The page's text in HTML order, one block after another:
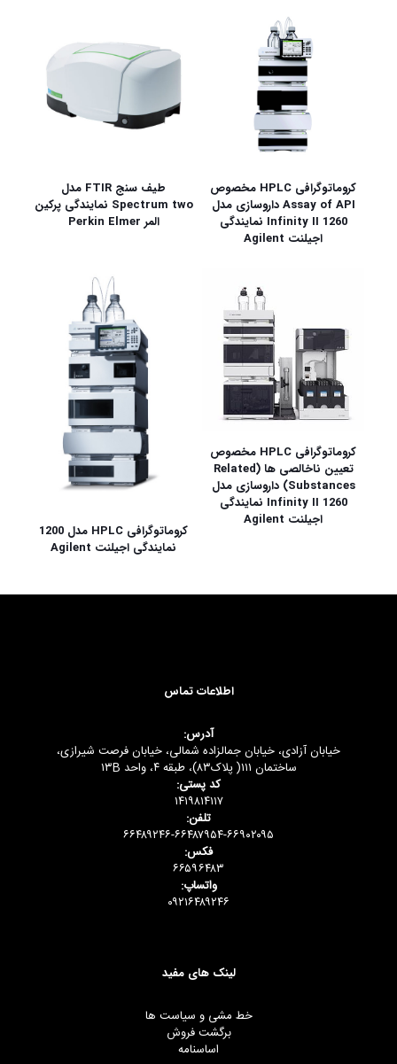
کروماتوگرافی HPLC مخصوص
Assay of API داروسازی مدل
1260 Infinity II نمایندگی
اجیلنت Agilent
طیف سنج FTIR مدل
Spectrum two نمایندگی پرکین
المر Perkin Elmer
کروماتوگرافی HPLC مخصوص
تعیین ناخالصی ها (Related
Substances) داروسازی مدل
1260 Infinity II نمایندگی
اجیلنت Agilent
کروماتوگرافی HPLC مدل 1200
نمایندگی اجیلنت Agilent
اطلاعات تماس
آدرس:
خیابان آزادی، خیابان جمالزاده شمالی، خیابان فرصت شیرازی،
ساختمان ۱۱۱( پلاک۸۳)، طبقه ۴، واحد ۱۳B
کد پستی:
۱۴۱۹۸۱۴۱۱۷
تلفن:
۶۶۴۸۹۲۴۶-۶۶۴۸۷۹۵۴-۶۶۹۰۲۰۹۵
فکس:
۶۶۵۹۶۴۸۳
واتساپ:
۰۹۲۱۶۴۸۹۲۴۶
لینک های مفید
خط مشی و سیاست ها
برگشت فروش
اساسنامه